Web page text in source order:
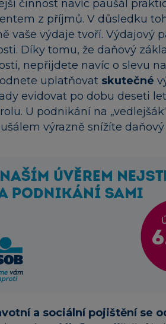
činnost navíc paušál
z příjmů. V důsledku
vaše výdaje tvoří. Výdajový
Díky tomu, že daňový
nepřijdete navíc o slevu
uplatňovat skutečné
evidovat po dobu deseti
U podnikání na
výrazně snížíte daňový
a sociální pojištění se